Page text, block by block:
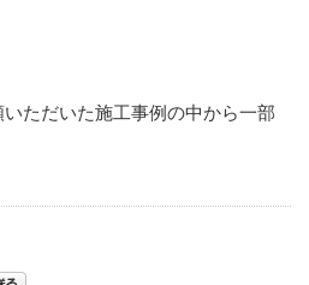
ただいた施工事例の中から一部